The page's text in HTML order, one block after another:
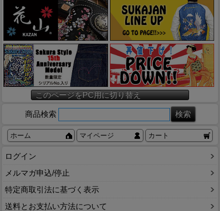
このページをPC用に切り替え
商品検索
ホーム マイページ カート
ログイン
メルマガ申込/停止
特定商取引法に基づく表示
送料とお支払い方法について